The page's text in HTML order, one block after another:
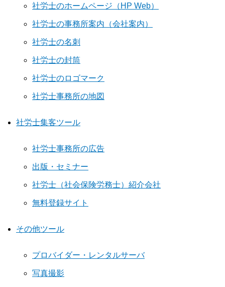
社労士のホームページ（HP Web）
社労士の事務所案内（会社案内）
社労士の名刺
社労士の封筒
社労士のロゴマーク
社労士事務所の地図
社労士集客ツール
社労士事務所の広告
出版・セミナー
社労士（社会保険労務士）紹介会社
無料登録サイト
その他ツール
プロバイダー・レンタルサーバ
写真撮影